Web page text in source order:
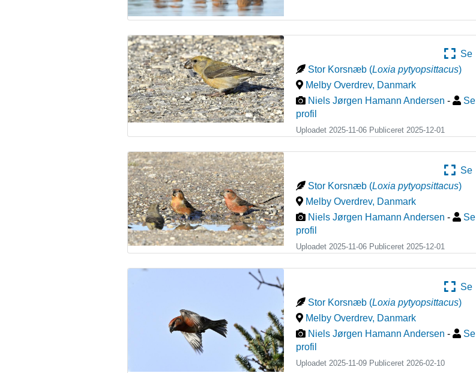
Se
Stor Korsnæb (Loxia pytyopsittacus)
Melby Overdrev, Danmark
Niels Jørgen Hamann Andersen -
Se
profil
Uploadet 2025-11-06 Publiceret2025-12-01
Se
Stor Korsnæb (Loxia pytyopsittacus)
Melby Overdrev, Danmark
Niels Jørgen Hamann Andersen -
Se
profil
Uploadet 2025-11-06 Publiceret2025-12-01
Se
Stor Korsnæb (Loxia pytyopsittacus)
Melby Overdrev, Danmark
Niels Jørgen Hamann Andersen -
Se
profil
Uploadet 2025-11-09 Publiceret2026-02-10